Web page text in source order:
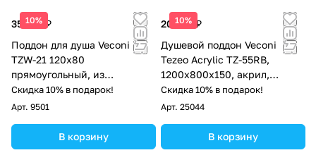
10%
35 676 ₽
Поддон для душа Veconi
TZW-21 120х80
прямоугольный, из
искусственного камня,
белый под дерево
Скидка 10% в подарок!
Арт. 9501
В корзину
10%
20 700 ₽
Душевой поддон Veconi
Tezeo Acrylic TZ-55RB,
1200х800х150, акрил,
черный
Скидка 10% в подарок!
Арт. 25044
В корзину